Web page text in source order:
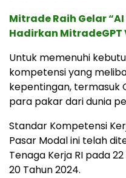
Mitrade Raih Gelar
Hadirkan MitradeGPT
Untuk memenuhi
kompetensi yang
kepentingan, termasuk
para pakar dari dunia
Standar Kompetensi
Pasar Modal ini telah
Tenaga Kerja RI pada
20 Tahun 2024.